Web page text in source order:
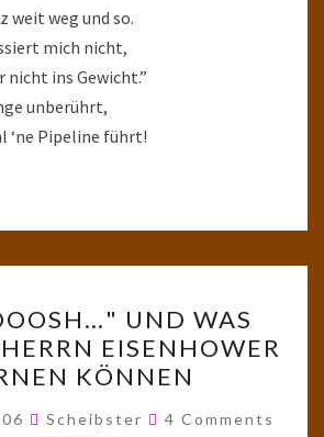
weit weg und so.
mich nicht,
ins Gewicht.”
unberührt,
‘ne Pipeline führt!
UND
WAS
WIR
VON
UND WAS
EISENHOWER
KÖNNEN
Scheibster Comments
4 Comments